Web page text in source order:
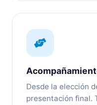
Desde la elección
presentación final.